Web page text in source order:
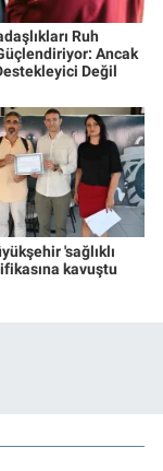
Ruh
Ancak
Değil
'sağlıklı
kavuştu